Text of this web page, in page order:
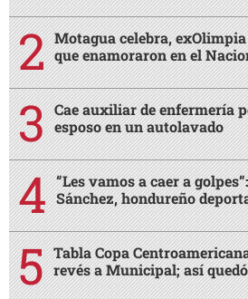
Motagua celebra,
que enamoraron en el
Cae auxiliar de enfermería
esposo en un autolavado
“Les vamos a caer a
Sánchez, hondureño
Tabla Copa
revés a Municipal; así